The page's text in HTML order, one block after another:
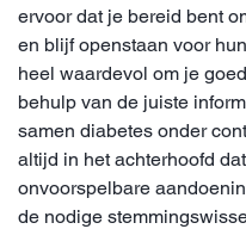
ervoor dat je bereid bent
en blijf openstaan voor
heel waardevol om je
behulp van de juiste
samen diabetes onder
altijd in het achterhoofd
onvoorspelbare
de nodige